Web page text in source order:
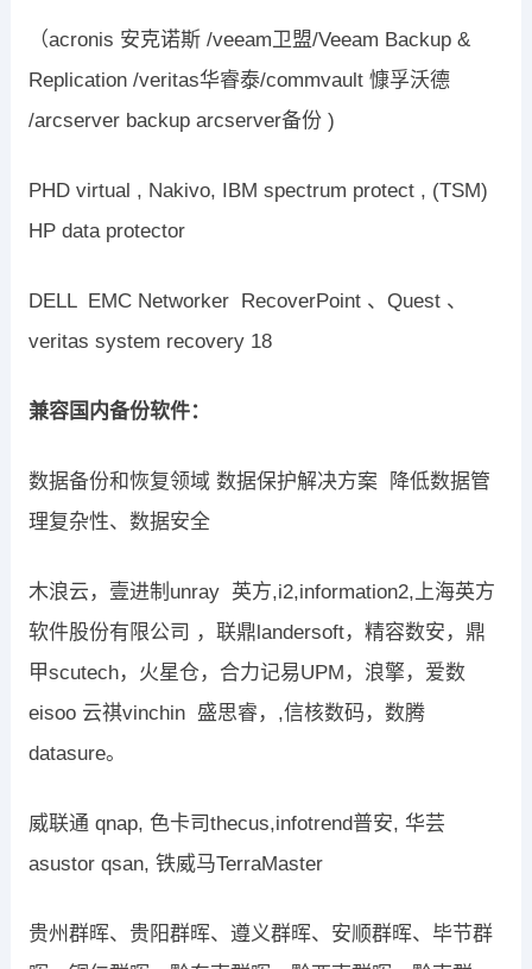
（acronis 安克诺斯 /veeam卫盟/Veeam Backup &
Replication /veritas华睿泰/commvault 慷孚沃德
/arcserver backup arcserver备份 )
PHD virtual , Nakivo, IBM spectrum protect , (TSM)
HP data protector
DELL EMC Networker RecoverPoint 、Quest 、
veritas system recovery 18
兼容国内备份软件：
数据备份和恢复领域 数据保护解决方案 降低数据管
理复杂性、数据安全
木浪云，壹进制unray 英方,i2,information2,上海英方
软件股份有限公司 ，联鼎landersoft，精容数安，鼎
甲scutech，火星仓，合力记易UPM，浪擎，爱数
eisoo 云祺vinchin 盛思睿，,信核数码，数腾
datasure。
威联通 qnap, 色卡司thecus,infotrend普安, 华芸
asustor qsan, 铁威马TerraMaster
贵州群晖、贵阳群晖、遵义群晖、安顺群晖、毕节群